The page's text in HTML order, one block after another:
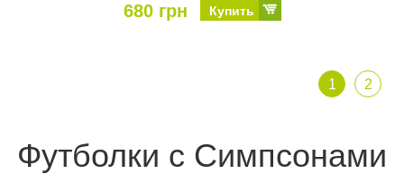
680 грн Купить
1 2
Футболки с Симпсонами